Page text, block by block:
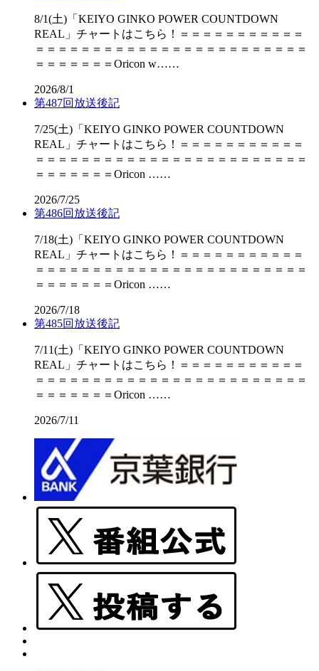
8/1(土)「KEIYO GINKO POWER COUNTDOWN
REAL」チャートはこちら！＝＝＝＝＝＝＝＝＝＝＝
＝＝＝＝＝＝＝＝＝＝＝＝＝＝＝＝＝＝＝＝＝＝＝＝
＝＝＝＝＝＝＝Oricon w……
2026/8/1
第487回放送後記
7/25(土)「KEIYO GINKO POWER COUNTDOWN
REAL」チャートはこちら！＝＝＝＝＝＝＝＝＝＝＝
＝＝＝＝＝＝＝＝＝＝＝＝＝＝＝＝＝＝＝＝＝＝＝＝
＝＝＝＝＝＝＝Oricon ……
2026/7/25
第486回放送後記
7/18(土)「KEIYO GINKO POWER COUNTDOWN
REAL」チャートはこちら！＝＝＝＝＝＝＝＝＝＝＝
＝＝＝＝＝＝＝＝＝＝＝＝＝＝＝＝＝＝＝＝＝＝＝＝
＝＝＝＝＝＝＝Oricon ……
2026/7/18
第485回放送後記
7/11(土)「KEIYO GINKO POWER COUNTDOWN
REAL」チャートはこちら！＝＝＝＝＝＝＝＝＝＝＝
＝＝＝＝＝＝＝＝＝＝＝＝＝＝＝＝＝＝＝＝＝＝＝＝
＝＝＝＝＝＝＝Oricon ……
2026/7/11